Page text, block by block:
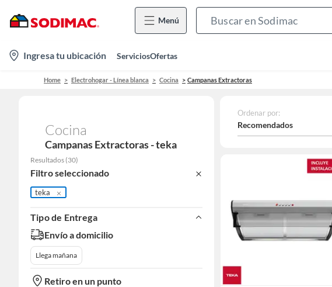
Menú
location-
icon
Ingresa tu ubicación ServiciosOfertas
Home Electrohogar - Línea blanca Cocina Campanas Extractoras
Cocina
Campanas Extractoras - teka
Resultados (30)
Filtro seleccionado
teka
Tipo de Entrega
Envío a domicilio
Llega mañana
Retiro en un punto
Ordenar por:
Recomendados